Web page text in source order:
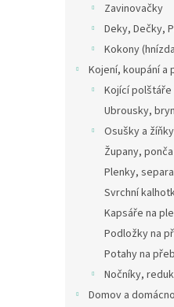
Zavinovačky
Deky, Dečky,
Kokony
Kojení, koupání a
Kojící polštáře
Ubrousky,
Osušky a žíňky
Župany, ponča
Plenky,
Svrchní
Kapsáře na
Podložky na
Potahy na
Nočníky,
Domov a